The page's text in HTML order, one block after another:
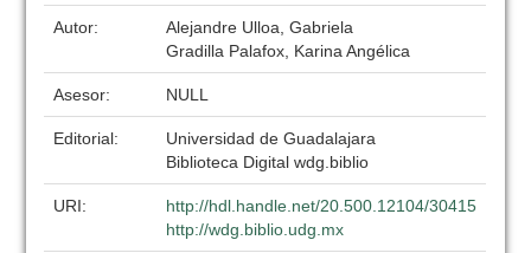
Autor:
Alejandre Ulloa, Gabriela
Gradilla Palafox, Karina Angélica
Asesor: NULL
Editorial:
Universidad de Guadalajara
Biblioteca Digital wdg.biblio
URI:
http://hdl.handle.net/20.500.12104/30415
http://wdg.biblio.udg.mx